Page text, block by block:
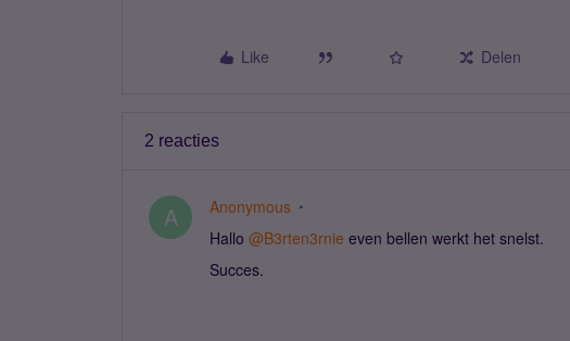
Like Delen
2 reacties
A Anonymous
Hallo @B3rten3rnie even bellen werkt het snelst.
Succes.